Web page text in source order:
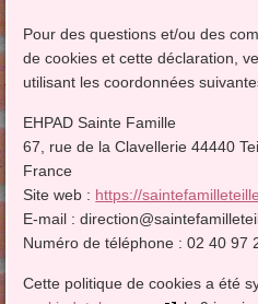
Pour des questions et/ou des
de cookies et cette déclaration,
utilisant les coordonnées
EHPAD Sainte Famille
67, rue de la Clavellerie 44440
France
Site web : https://
E-mail :direction@
Numéro de téléphone : 02 40 97
Cette politique de cookies a été